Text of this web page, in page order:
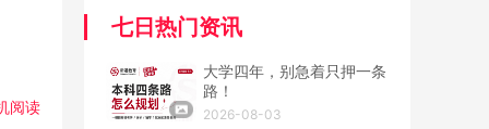
阅读
七日热门资讯
大学四年，别急着只押一条
路！
2026-08-03